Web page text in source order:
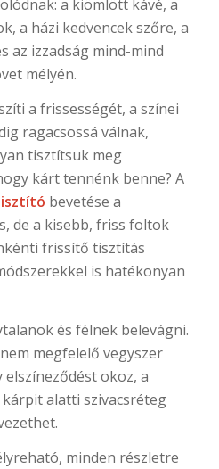
a kiömlött kávé, a
a házi kedvencek szőre, a
az izzadság mind-mind
mélyén.
a frissességét, a színei
ragacsossá válnak,
tisztítsuk meg
kárt tennénk benne? A
bevetése a
de a kisebb, friss foltok
frissítő tisztítás
is hatékonyan
és félnek belevágni.
megfelelő vegyszer
okoz, a
alatti szivacsréteg
minden részletre